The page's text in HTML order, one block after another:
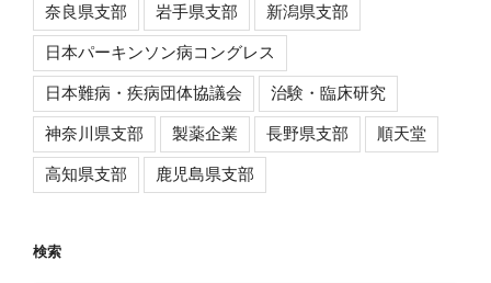
奈良県支部 岩手県支部 新潟県支部
日本パーキンソン病コングレス
日本難病・疾病団体協議会 治験・臨床研究
神奈川県支部 製薬企業 長野県支部 順天堂
高知県支部 鹿児島県支部
検索